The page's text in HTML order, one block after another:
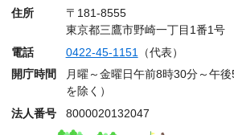
住所
〒181-8555
東京都三鷹市野崎一丁目1番1号
電話
0422-45-1151
（代表）
開庁時間
月曜～金曜日午前8時30分～午
を除く）
法人番号
8000020132047